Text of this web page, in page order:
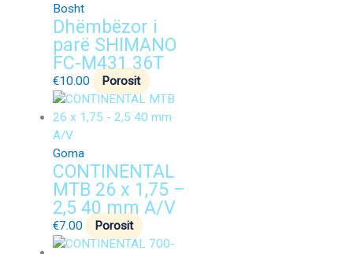
Bosht
Dhëmbëzor i
parë SHIMANO
FC-M431 36T
€10.00 Porosit
Goma
CONTINENTAL
MTB 26 x 1,75 –
2,5 40 mm A/V
€7.00 Porosit